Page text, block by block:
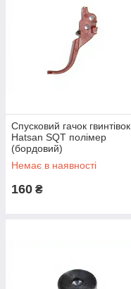
Спусковий гачок гвинтівок
Hatsan SQT полімер
(бордовий)
Немає в наявності
160 ₴